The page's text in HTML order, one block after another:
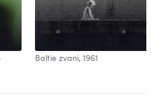
Baltie zvani, 1961